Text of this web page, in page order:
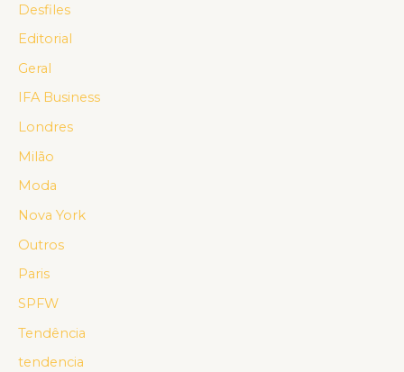
Desfiles
Editorial
Geral
IFA Business
Londres
Milão
Moda
Nova York
Outros
Paris
SPFW
Tendência
tendencia